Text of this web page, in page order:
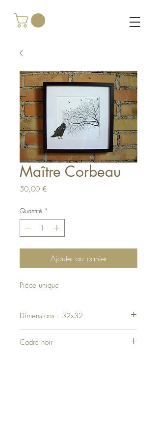
Maître Corbeau
50,00 €Prix
Quantité *
Ajouter au panier
Pièce unique
Dimensions : 32x32
Cadre noir